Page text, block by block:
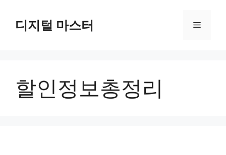
디지털 마스터 메
할인정보총정리